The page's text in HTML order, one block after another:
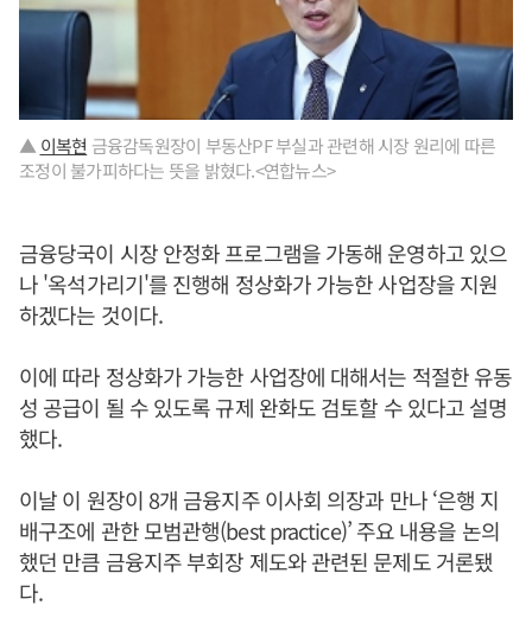
▲ 이복현 금융감독원장이 부동산PF 부실과 관련해 시장 원리에 따른
조정이 불가피하다는 뜻을 밝혔다.<연합뉴스>
금융당국이 시장 안정화 프로그램을 가동해 운영하고 있으
나 '옥석가리기'를 진행해 정상화가 가능한 사업장을 지원
하겠다는 것이다.
이에 따라 정상화가 가능한 사업장에 대해서는 적절한 유동
성 공급이 될 수 있도록 규제 완화도 검토할 수 있다고 설명
했다.
이날 이 원장이 8개 금융지주 이사회 의장과 만나 ‘은행 지
배구조에 관한 모범관행(best practice)’ 주요 내용을 논의
했던 만큼 금융지주 부회장 제도와 관련된 문제도 거론됐
다.